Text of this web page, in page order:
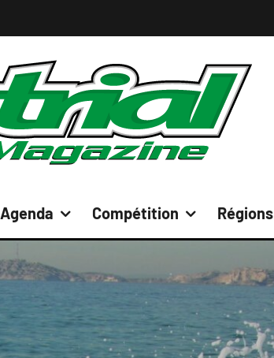
Agenda Compétition Régions